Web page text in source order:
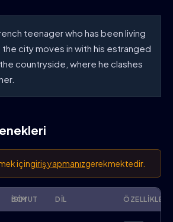
teenager who has been living
the city moves in with his estranged
countryside, where he clashes
içingiriş yapmanızgerekmektedir.
İSIM
BOYUT DIL ÖZELLIKLER